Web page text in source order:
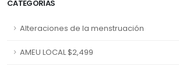
CATEGORÍAS
Alteraciones de la menstruación
AMEU LOCAL $2,499